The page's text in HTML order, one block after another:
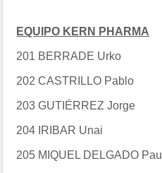
EQUIPO KERN PHARMA
201 BERRADE Urko
202 CASTRILLO Pablo
203 GUTIÉRREZ Jorge
204 IRIBAR Unai
205 MIQUEL DELGADO Pau